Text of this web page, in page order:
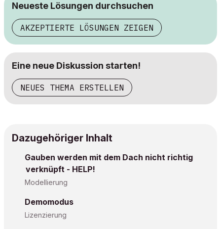
Neueste Lösungen durchsuchen
AKZEPTIERTE LÖSUNGEN ZEIGEN
Eine neue Diskussion starten!
NEUES THEMA ERSTELLEN
Dazugehöriger Inhalt
Gauben werden mit dem Dach nicht richtig
verknüpft - HELP!
Modellierung
Demomodus
Lizenzierung